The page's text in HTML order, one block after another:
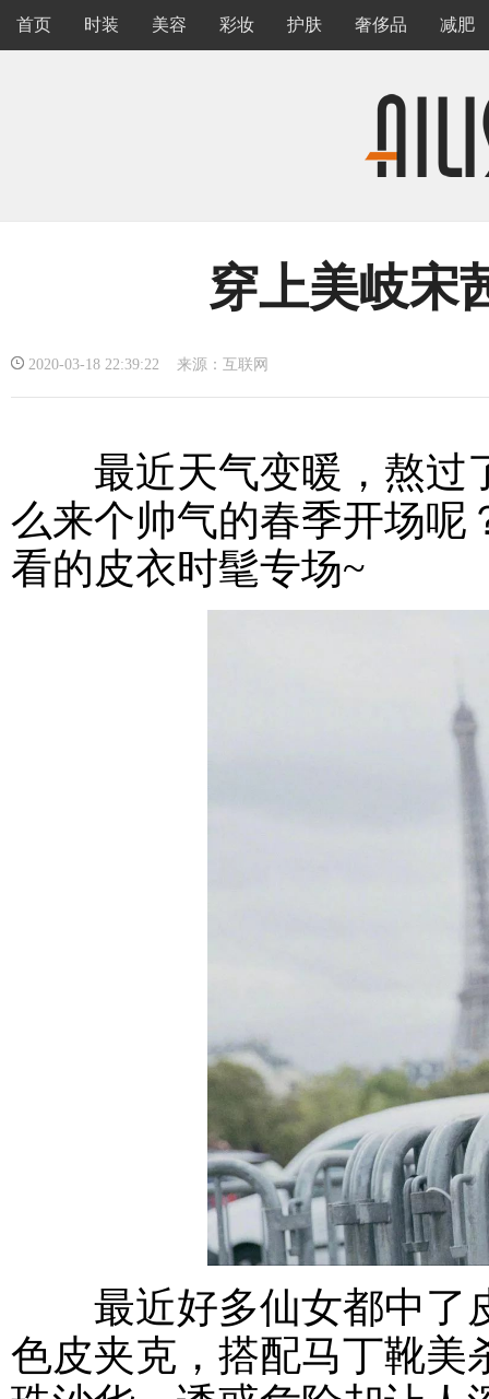
首页 时装 美容 彩妆 护肤 奢侈品 减肥
穿上美岐宋
2020-03-18 22:39:22 来源：互联网
最近天气变暖，熬过
么来个帅气的春季开场呢
看的皮衣时髦专场~
最近好多仙女都中了
色皮夹克，搭配马丁靴美